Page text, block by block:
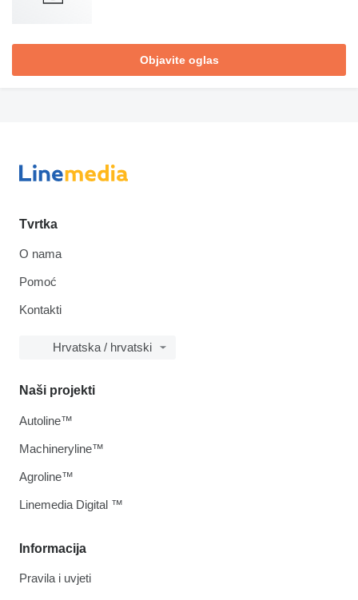
Objavite oglas
Tvrtka
O nama
Pomoć
Kontakti
Hrvatska / hrvatski
Informacija
Pravila i uvjeti
Naši projekti
Autoline™
Machineryline™
Agroline™
Linemedia Digital ™